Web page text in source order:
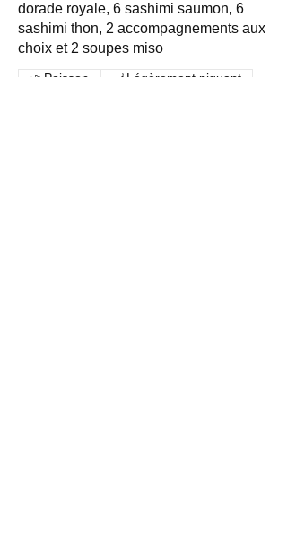
dorade royale, 6 sashimi saumon, 6
sashimi thon, 2 accompagnements aux
choix et 2 soupes miso
Poisson
Légèrement piquant